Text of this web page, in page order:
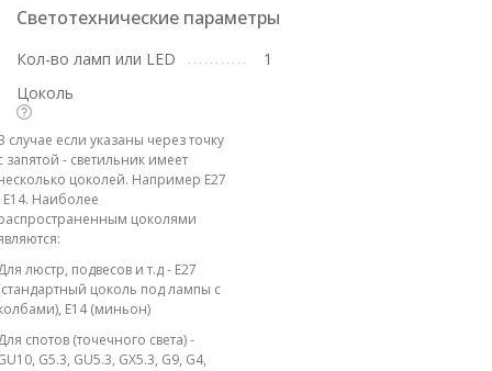
Светотехнические параметры
Кол-во ламп или LED
1
Цоколь
случае если указаны через точку
запятой - светильник имеет
цоколей. Например E27
E14. Наиболее
цоколями
люстр, подвесов и т.д - E27
цоколь под лампы с
E14 (миньон)
спотов (точечного света) -
G5.3, GU5.3, GX5.3, G9, G4,